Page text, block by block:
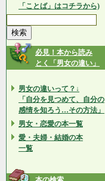
「ことば」はコチラから)
必見！本から読み
とく「男女の違い」
男女の違いって？↓
「自分を見つめて、自分の
感情を知ろう…その方法」
男女・恋愛の本一覧
愛・夫婦・結婚の本
一覧